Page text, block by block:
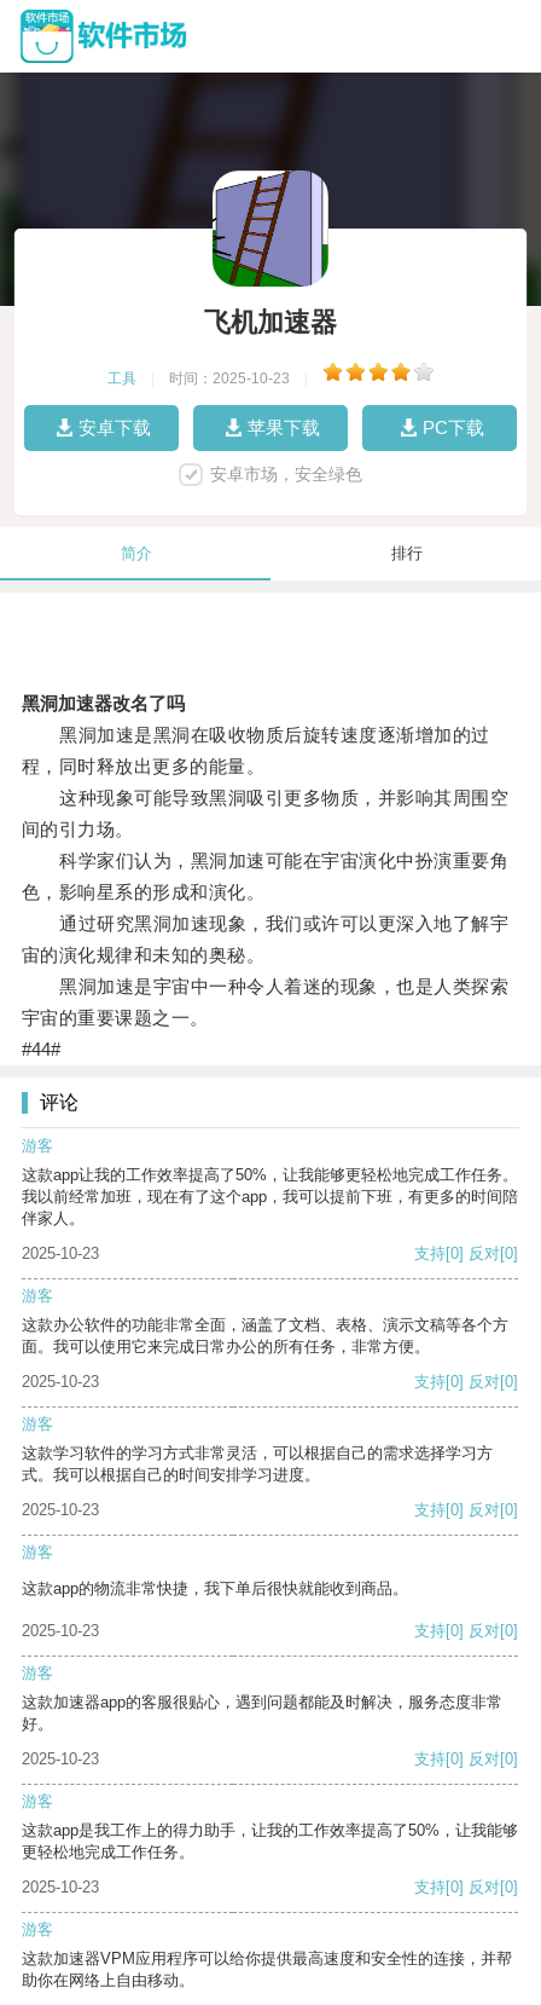
飞机加速器
工具 时间：2025-10-23
安卓下载 苹果下载 PC下载
安卓市场，安全绿色
简介 排行
黑洞加速器改名了吗
黑洞加速是黑洞在吸收物质后旋转速度逐渐增加的过
程，同时释放出更多的能量。
这种现象可能导致黑洞吸引更多物质，并影响其周围空
间的引力场。
科学家们认为，黑洞加速可能在宇宙演化中扮演重要角
色，影响星系的形成和演化。
通过研究黑洞加速现象，我们或许可以更深入地了解宇
宙的演化规律和未知的奥秘。
黑洞加速是宇宙中一种令人着迷的现象，也是人类探索
宇宙的重要课题之一。
#44#
评论
游客
这款app让我的工作效率提高了50%，让我能够更轻松地完成工作任务。
我以前经常加班，现在有了这个app，我可以提前下班，有更多的时间陪
伴家人。
2025-10-23
支持[0] 反对[0]
游客
这款办公软件的功能非常全面，涵盖了文档、表格、演示文稿等各个方
面。我可以使用它来完成日常办公的所有任务，非常方便。
2025-10-23
支持[0] 反对[0]
游客
这款学习软件的学习方式非常灵活，可以根据自己的需求选择学习方
式。我可以根据自己的时间安排学习进度。
2025-10-23
支持[0] 反对[0]
游客
这款app的物流非常快捷，我下单后很快就能收到商品。
2025-10-23 支持[0] 反对[0]
游客
这款加速器app的客服很贴心，遇到问题都能及时解决，服务态度非常
好。
2025-10-23
支持[0] 反对[0]
游客
这款app是我工作上的得力助手，让我的工作效率提高了50%，让我能够
更轻松地完成工作任务。
2025-10-23
支持[0] 反对[0]
游客
这款加速器VPM应用程序可以给你提供最高速度和安全性的连接，并帮
助你在网络上自由移动。